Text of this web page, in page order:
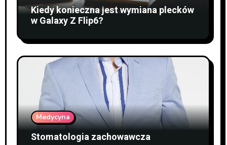
Kiedy konieczna jest wymiana plecków
w Galaxy Z Flip6?
Medycyna
Stomatologia zachowawcza